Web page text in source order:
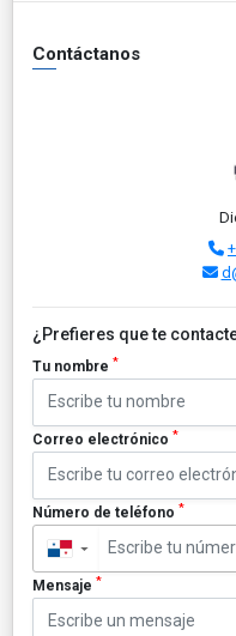
Contáctanos
¿Prefieres que te
Tu nombre *
Correo electrónico *
Número de teléfono *
▼
Mensaje *